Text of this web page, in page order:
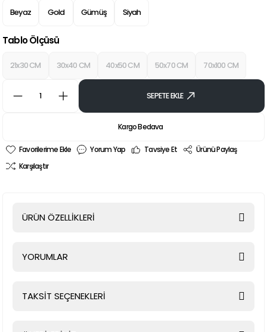
Beyaz Gold Gümüş Siyah
Tablo Ölçüsü
21x30 CM 30x40 CM 40x50 CM 50x70 CM 70x100 CM
SEPETE EKLE
Kargo Bedava
Yorum Yap Tavsiye Et
Ürünü Paylaş
Karşılaştır
ÜRÜN ÖZELLİKLERİ
YORUMLAR
TAKSİT SEÇENEKLERİ